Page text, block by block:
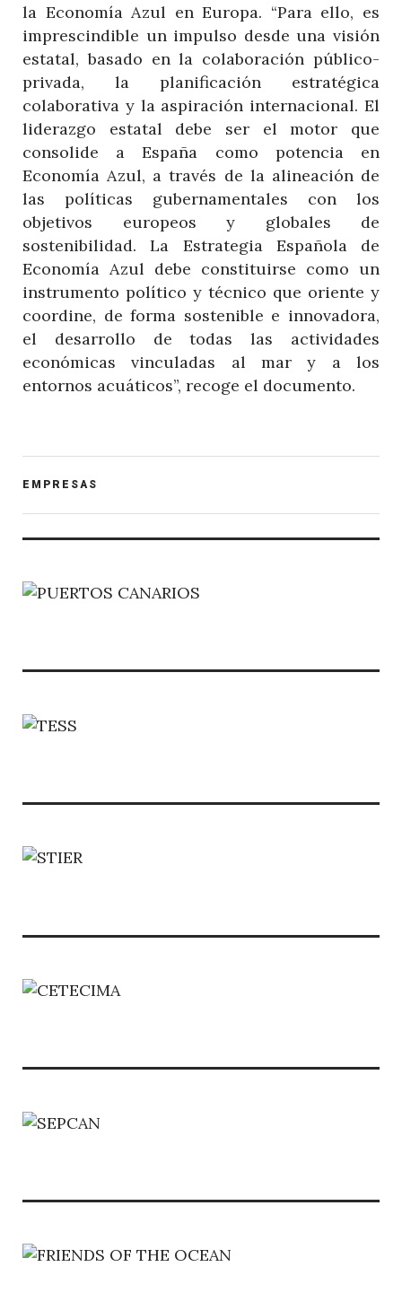
la Economía Azul en Europa. “Para ello, es
imprescindible un impulso desde una visión
estatal, basado en la colaboración público-
privada, la planificación estratégica
colaborativa y la aspiración internacional. El
liderazgo estatal debe ser el motor que
consolide a España como potencia en
Economía Azul, a través de la alineación de
las políticas gubernamentales con los
objetivos europeos y globales de
sostenibilidad. La Estrategia Española de
Economía Azul debe constituirse como un
instrumento político y técnico que oriente y
coordine, de forma sostenible e innovadora,
el desarrollo de todas las actividades
económicas vinculadas al mar y a los
entornos acuáticos”, recoge el documento.
POST
EMPRESAS